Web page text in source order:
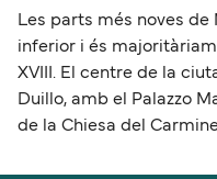
Les parts més noves
inferior i és
XVIII. El centre de la
Duillo, amb el Palazzo
de la Chiesa del Carmine